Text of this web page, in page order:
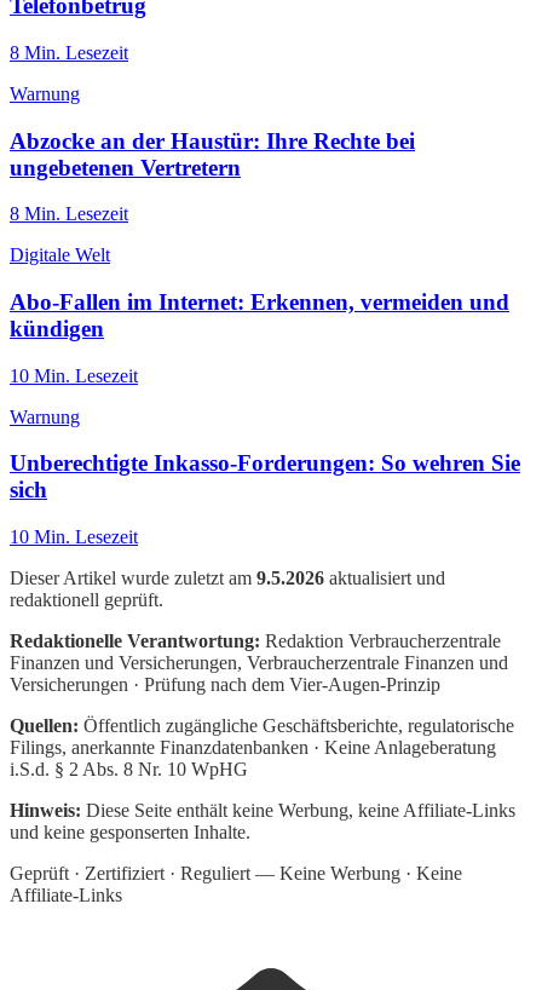
Telefonbetrug
8 Min. Lesezeit
Warnung
Abzocke an der Haustür: Ihre Rechte bei
ungebetenen Vertretern
8 Min. Lesezeit
Digitale Welt
Abo-Fallen im Internet: Erkennen, vermeiden und
kündigen
10 Min. Lesezeit
Warnung
Unberechtigte Inkasso-Forderungen: So wehren Sie
sich
10 Min. Lesezeit
Dieser Artikel wurde zuletzt am 9.5.2026 aktualisiert und
redaktionell geprüft.
Redaktionelle Verantwortung: Redaktion Verbraucherzentrale
Finanzen und Versicherungen, Verbraucherzentrale Finanzen und
Versicherungen · Prüfung nach dem Vier-Augen-Prinzip
Quellen: Öffentlich zugängliche Geschäftsberichte, regulatorische
Filings, anerkannte Finanzdatenbanken · Keine Anlageberatung
i.S.d. § 2 Abs. 8 Nr. 10 WpHG
Hinweis: Diese Seite enthält keine Werbung, keine Affiliate-Links
und keine gesponserten Inhalte.
Geprüft · Zertifiziert · Reguliert — Keine Werbung · Keine
Affiliate-Links